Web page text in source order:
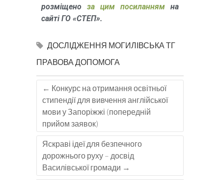
розміщено за цим посиланням на
сайті ГО «СТЕП».
ДОСЛІДЖЕННЯ МОГИЛІВСЬКА ТГ
ПРАВОВА ДОПОМОГА
← Конкурс на отримання освітньої
стипендії для вивчення англійської
мови у Запоріжжі (попередній
прийом заявок)
Яскраві ідеї для безпечного
дорожнього руху – досвід
Василівської громади →